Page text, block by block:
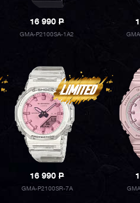
16 990P
GMA-P2100SA-1A2
16 990P
GMA-P2100SR-7A